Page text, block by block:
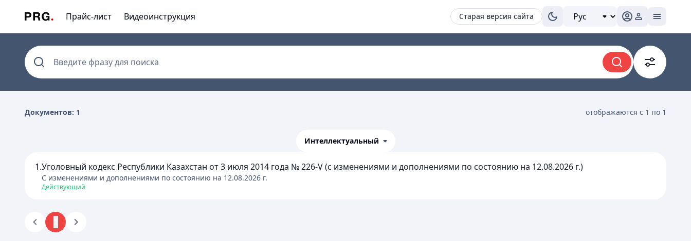
Прайс-лист Видеоинструкция Старая версия сайта
Введите фразу для поиска
Документов: 1 отображаются с 1 по 1
Интеллектуальный
1.Уголовный кодекс Республики Казахстан от 3 июля 2014 года № 226-V (с изменениями и дополнениями по состоянию на 12.08.2026 г.)
C изменениями и дополнениями по состоянию на 12.08.2026 г.
Действующий